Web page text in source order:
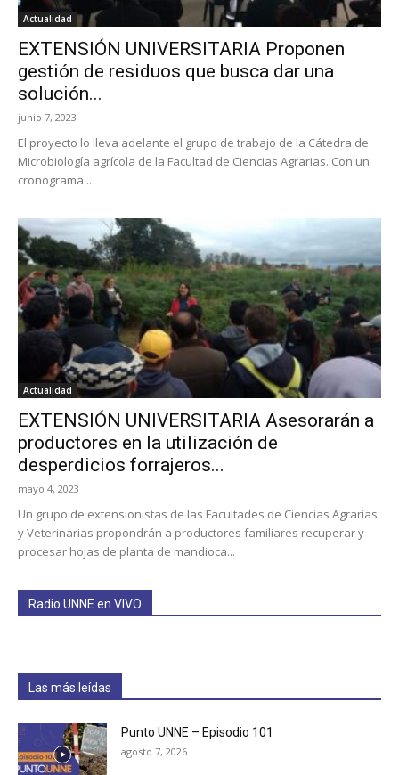
Actualidad
EXTENSIÓN UNIVERSITARIA Proponen
gestión de residuos que busca dar una
solución...
junio 7, 2023
El proyecto lo lleva adelante el grupo de trabajo de la Cátedra de
Microbiología agrícola de la Facultad de Ciencias Agrarias. Con un
cronograma...
Actualidad
EXTENSIÓN UNIVERSITARIA Asesorarán a
productores en la utilización de
desperdicios forrajeros...
mayo 4, 2023
Un grupo de extensionistas de las Facultades de Ciencias Agrarias
y Veterinarias propondrán a productores familiares recuperar y
procesar hojas de planta de mandioca...
Radio UNNE en VIVO
Las más leídas
Punto UNNE – Episodio 101
agosto 7, 2026